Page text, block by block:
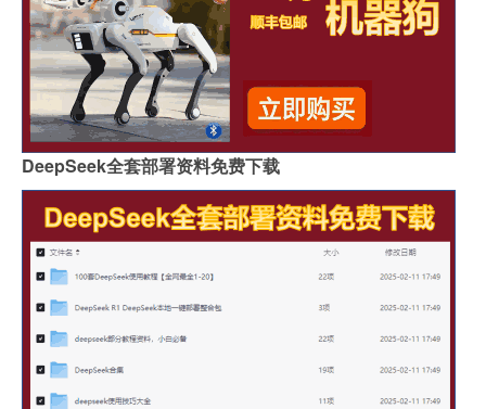
DeepSeek全套部署资料免费下载